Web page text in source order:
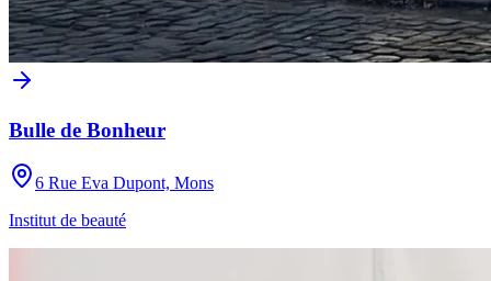
Bulle de Bonheur
6 Rue Eva Dupont, Mons
Institut de beauté